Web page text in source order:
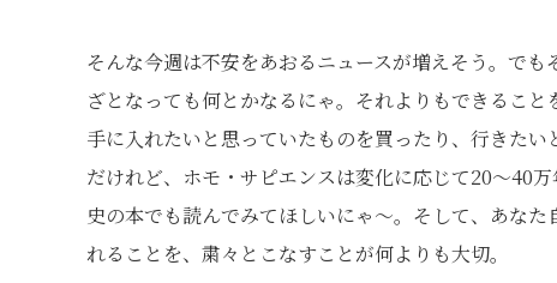
そんな今週は不安をあおるニュースが増えそう。で
ざとなっても何とかなるにゃ。それよりもできるこ
手に入れたいと思っていたものを買ったり、行きた
だけれど、ホモ・サピエンスは変化に応じて20〜40
史の本でも読んでみてほしいにゃ〜。そして、あな
れることを、粛々とこなすことが何よりも大切。